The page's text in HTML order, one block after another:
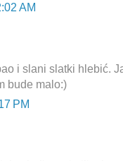
AM
i slani slatki hlebić.
bude malo:)
PM